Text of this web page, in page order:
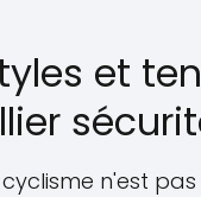
et
cyclisme n'est